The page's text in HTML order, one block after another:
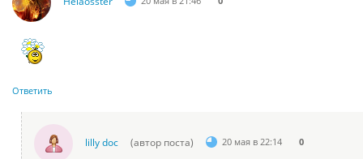
Ответить
lilly doc (автор поста) 20 мая в 22:14 0